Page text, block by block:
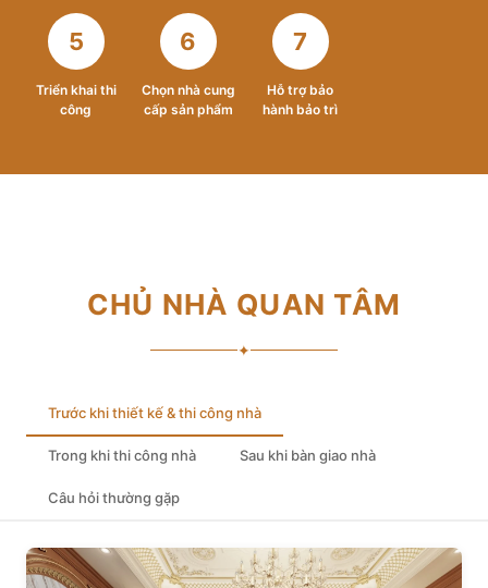
5
Triển khai thi
công
6
Chọn nhà cung
cấp sản phẩm
7
Hỗ trợ bảo
hành bảo trì
CHỦ NHÀ QUAN TÂM
✦
Trước khi thiết kế & thi công nhà
Trong khi thi công nhà Sau khi bàn giao nhà
Câu hỏi thường gặp